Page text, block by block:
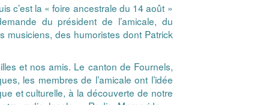
c’est la « foire ancestrale du 14 août »
du président de l’amicale, du
musiciens, des humoristes dont Patrick
et nos amis. Le canton de Fournels,
les membres de l’amicale ont l’idée
et culturelle, à la découverte de notre